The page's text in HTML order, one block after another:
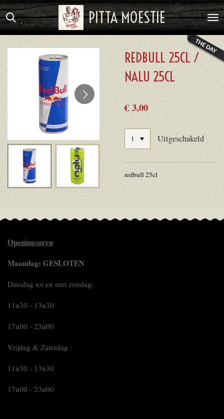
Ga
direct
naar
hoofdinhoud
PITTA MOESTIE
REDBULL 25CL /
NALU 25CL
€ 3,00
Uitgeschakeld
redbull 25cl
Openingsuren
Maandag: GESLOTEN
Dinsdag tot en met zondag:
11u30 - 13u30
17u00 - 23u00
Vrijdag & Zaterdag :
11u30 - 13u30
17u00 - 23u00